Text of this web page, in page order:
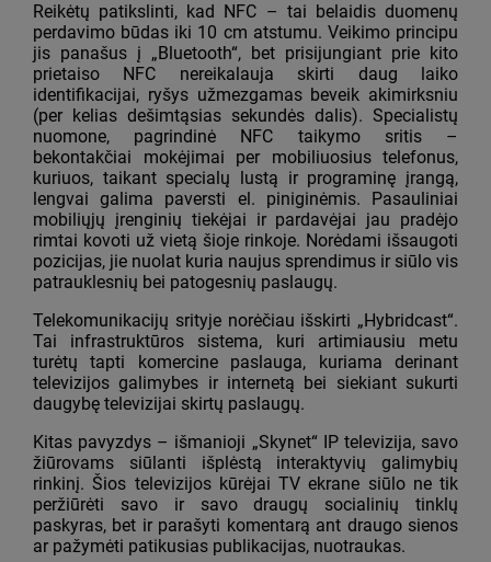
Reikėtų patikslinti, kad NFC – tai belaidis duomenų
perdavimo būdas iki 10 cm atstumu. Veikimo principu
jis panašus į „Bluetooth“, bet prisijungiant prie kito
prietaiso NFC nereikalauja skirti daug laiko
identifikacijai, ryšys užmezgamas beveik akimirksniu
(per kelias dešimtąsias sekundės dalis). Specialistų
nuomone, pagrindinė NFC taikymo sritis –
bekontakčiai mokėjimai per mobiliuosius telefonus,
kuriuos, taikant specialų lustą ir programinę įrangą,
lengvai galima paversti el. piniginėmis. Pasauliniai
mobiliųjų įrenginių tiekėjai ir pardavėjai jau pradėjo
rimtai kovoti už vietą šioje rinkoje. Norėdami išsaugoti
pozicijas, jie nuolat kuria naujus sprendimus ir siūlo vis
patrauklesnių bei patogesnių paslaugų.
Telekomunikacijų srityje norėčiau išskirti „Hybridcast“.
Tai infrastruktūros sistema, kuri artimiausiu metu
turėtų tapti komercine paslauga, kuriama derinant
televizijos galimybes ir internetą bei siekiant sukurti
daugybę televizijai skirtų paslaugų.
Kitas pavyzdys – išmanioji „Skynet“ IP televizija, savo
žiūrovams siūlanti išplėstą interaktyvių galimybių
rinkinį. Šios televizijos kūrėjai TV ekrane siūlo ne tik
peržiūrėti savo ir savo draugų socialinių tinklų
paskyras, bet ir parašyti komentarą ant draugo sienos
ar pažymėti patikusias publikacijas, nuotraukas.